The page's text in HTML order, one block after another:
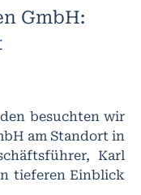
GmbH:
besuchten wir
am Standort in
Karl
tieferen Einblick